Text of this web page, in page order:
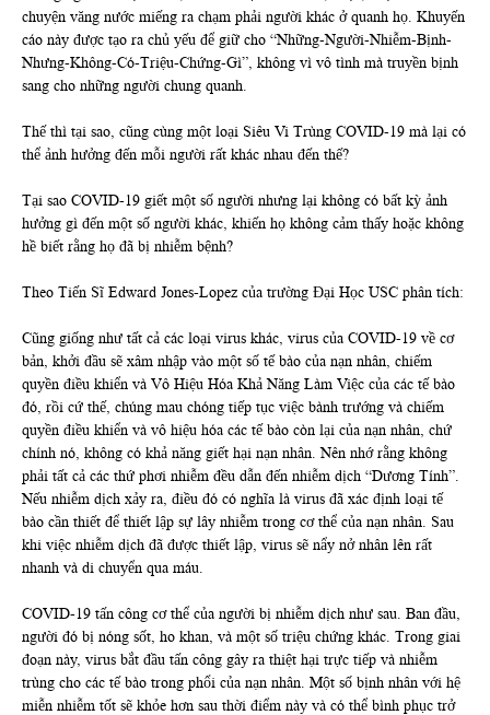
chuyện văng nước miếng ra chạm phải người khác ở quanh họ. Khuyến
cáo này được tạo ra chủ yếu để giữ cho “Những-Người-Nhiễm-Bịnh-
Nhưng-Không-Có-Triệu-Chứng-Gì”, không vì vô tình mà truyền bịnh
sang cho những người chung quanh.
Thế thì tại sao, cũng cùng một loại Siêu Vi Trùng COVID-19 mà lại có
thể ảnh hưởng đến mỗi người rất khác nhau đến thế?
Tại sao COVID-19 giết một số người nhưng lại không có bất kỳ ảnh
hưởng gì đến một số người khác, khiến họ không cảm thấy hoặc không
hề biết rằng họ đã bị nhiễm bệnh?
Theo Tiến Sĩ Edward Jones-Lopez của trường Đại Học USC phân tích:
Cũng giống như tất cả các loại virus khác, virus của COVID-19 về cơ
bản, khởi đầu sẽ xâm nhập vào một số tế bào của nạn nhân, chiếm
quyền điều khiển và Vô Hiệu Hóa Khả Năng Làm Việc của các tế bào
đó, rồi cứ thế, chúng mau chóng tiếp tục việc bành trướng và chiếm
quyền điều khiển và vô hiệu hóa các tế bào còn lại của nạn nhân, chứ
chính nó, không có khả năng giết hại nạn nhân. Nên nhớ rằng không
phải tất cả các thứ phơi nhiễm đều dẫn đến nhiễm dịch “Dương Tính”.
Nếu nhiễm dịch xảy ra, điều đó có nghĩa là virus đã xác định loại tế
bào cần thiết để thiết lập sự lây nhiễm trong cơ thể của nạn nhân. Sau
khi việc nhiễm dịch đã được thiết lập, virus sẽ nẩy nở nhân lên rất
nhanh và di chuyển qua máu.
COVID-19 tấn công cơ thể của người bị nhiễm dịch như sau. Ban đầu,
người đó bị nóng sốt, ho khan, và một số triệu chứng khác. Trong giai
đoạn này, virus bắt đầu tấn công gây ra thiệt hại trực tiếp và nhiễm
trùng cho các tế bào trong phổi của nạn nhân. Một số bịnh nhân với hệ
miễn nhiễm tốt sẽ khỏe hơn sau thời điểm này và có thể bình phục trở